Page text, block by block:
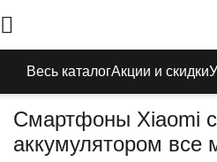
Весь каталогАкции и скидки
Смартфоны Xiaomi
аккумулятором все